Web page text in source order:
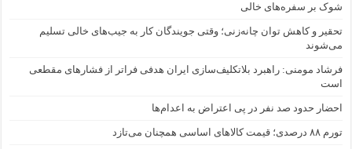
شوک بر سفره‌های خالی
تحقیر و کاهش توان چانه‌زنی؛ وقتی جویندگان کار به جیب‌‌های خالی تسلیم
می‌شوند
فرشاد مومنی: راهبرد بلاتکلیف‌سازی ایران هدفی فراتر از فشارهای مقطعی
است
احضار حدود صد نفر در پی اعتراض به اعدام‌ها
تورم ۸۸ درصدی؛ قیمت کالاهای اساسی همچنان می‌تازد